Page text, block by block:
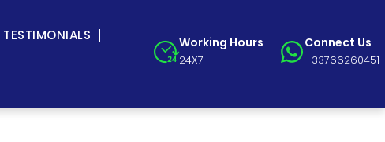
TESTIMONIALS Working Hours
24X7
Connect Us
+33766260451